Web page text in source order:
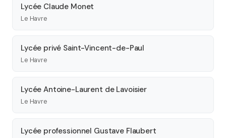
Lycée Claude Monet
Le Havre
Lycée privé Saint-Vincent-de-Paul
Le Havre
Lycée Antoine-Laurent de Lavoisier
Le Havre
Lycée professionnel Gustave Flaubert